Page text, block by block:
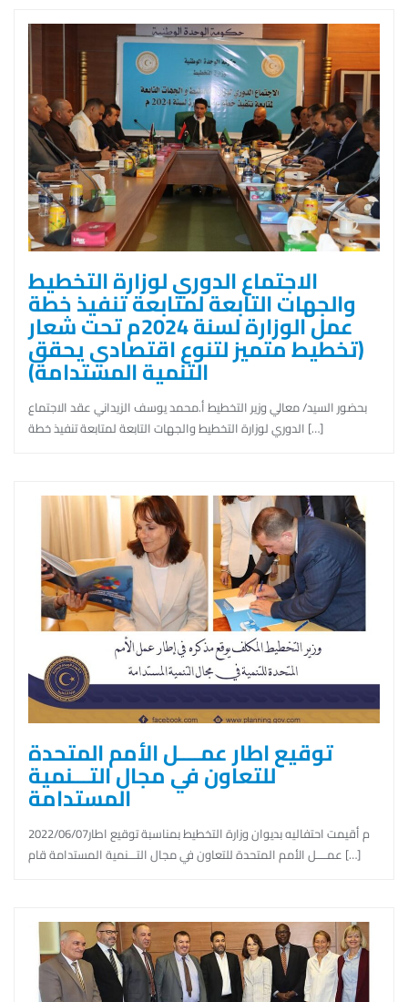
الاجتماع الدوري لوزارة التخطيط
والجهات التابعة لمتابعة تنفيذ خطة
عمل الوزارة لسنة 2024م تحت شعار
(تخطيط متميز لتنوع اقتصادي يحقق
التنمية المستدامة)
بحضور السيد/ معالي وزير التخطيط أ.محمد يوسف الزيداني عقد الاجتماع
الدوري لوزارة التخطيط والجهات التابعة لمتابعة تنفيذ خطة […]
توقيع اطار عمــــل الأمم المتحدة
للتعاون في مجال التـــنمية
المستدامة
2022/06/07م أقيمت احتفاليه بديوان وزارة التخطيط بمناسبة توقيع اطار
عمــــل الأمم المتحدة للتعاون في مجال التـــنمية المستدامة قام […]